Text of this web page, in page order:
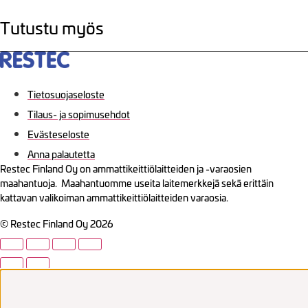
Tutustu myös
Tietosuojaseloste
Tilaus- ja sopimusehdot
Evästeseloste
Anna palautetta
Restec Finland Oy on ammattikeittiölaitteiden ja -varaosien
maahantuoja. Maahantuomme useita laitemerkkejä sekä erittäin
kattavan valikoiman ammattikeittiölaitteiden varaosia.
© Restec Finland Oy 2026